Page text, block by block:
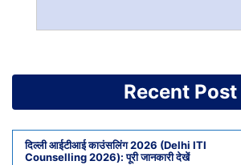
Recent Post
दिल्ली आईटीआई काउंसलिंग 2026 (Delhi ITI
Counselling 2026): पूरी जानकारी देखें